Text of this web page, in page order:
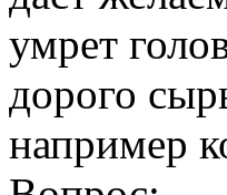
умрет
дорого
например